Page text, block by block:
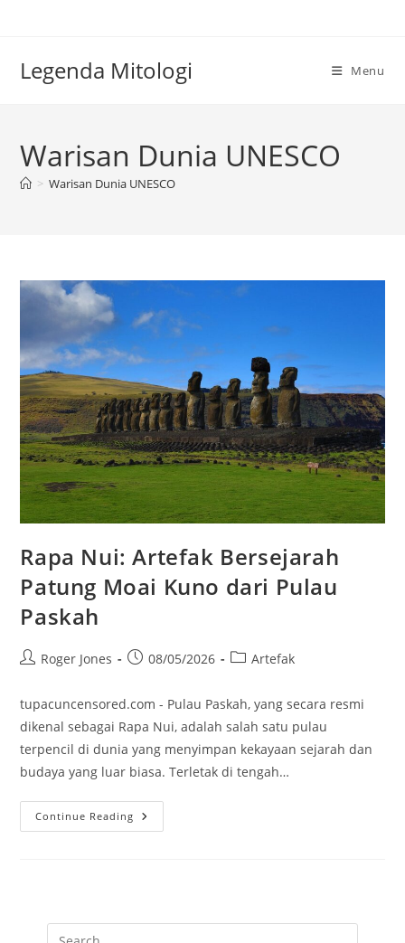
Legenda Mitologi Menu
Warisan Dunia UNESCO
> Warisan Dunia UNESCO
Rapa Nui: Artefak Bersejarah
Patung Moai Kuno dari Pulau
Paskah
PostRoger Jones
Post08/05/2026
PostArtefak
tupacuncensored.com - Pulau Paskah, yang secara resmi
dikenal sebagai Rapa Nui, adalah salah satu pulau
terpencil di dunia yang menyimpan kekayaan sejarah dan
budaya yang luar biasa. Terletak di tengah…
Continue Reading Rapa
Nui:
Paskah